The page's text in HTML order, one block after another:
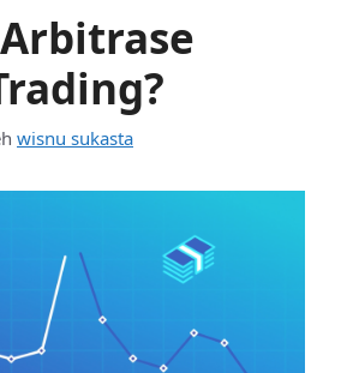
wisnu sukasta